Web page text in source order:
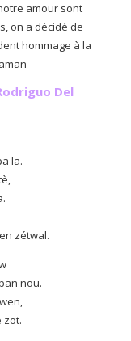
amour sont
on a décidé de
hommage à la
Del
la.
zétwal.
nou.
zot.